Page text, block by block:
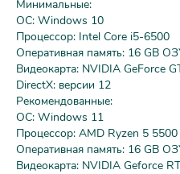
Минимальные:
ОС: Windows 10
Процессор: Intel Core i5-6500
Оперативная память: 16 GB
Видеокарта: NVIDIA GeForce
DirectX: версии 12
Рекомендованные:
ОС: Windows 11
Процессор: AMD Ryzen 5 5500
Оперативная память: 16 GB
Видеокарта: NVIDIA Geforce